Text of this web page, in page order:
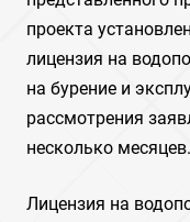
проекта
лицензия на
на бурение и
рассмотрения
несколько месяцев.
Лицензия на